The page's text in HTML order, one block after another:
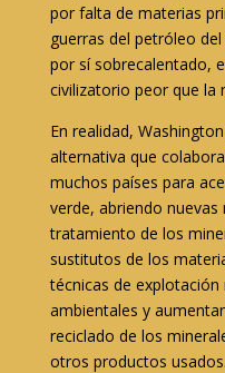
por falta de materias
guerras del petróleo
por sí sobrecalentado,
civilizatorio peor que la
En realidad,
alternativa que
muchos países para
verde, abriendo
tratamiento de los
sustitutos de los
técnicas de
ambientales y
reciclado de los
otros productos